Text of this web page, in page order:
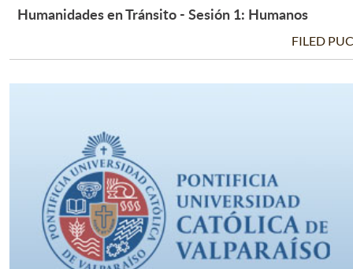
Leer Más +
Humanidades en Tránsito - Sesión 1: Humanos
FILED